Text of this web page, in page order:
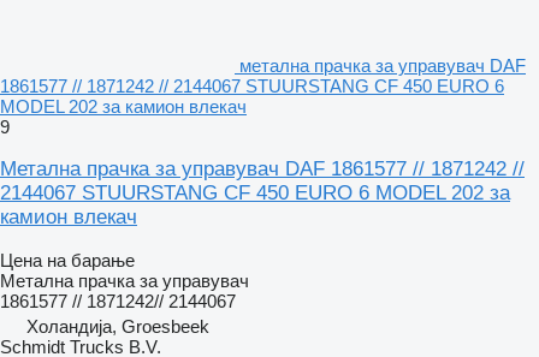
метална прачка за управувач DAF
1861577 // 1871242 // 2144067 STUURSTANG CF 450 EURO 6
MODEL 202 за камион влекач
9
Метална прачка за управувач DAF 1861577 // 1871242 //
2144067 STUURSTANG CF 450 EURO 6 MODEL 202 за
камион влекач
Цена на барање
Метална прачка за управувач
1861577 // 1871242// 2144067
Холандија, Groesbeek
Schmidt Trucks B.V.